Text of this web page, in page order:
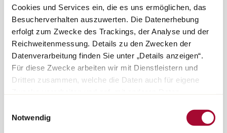
Cookies und Services ein, die es uns ermöglichen, das
Besucherverhalten auszuwerten. Die Datenerhebung
erfolgt zum Zwecke des Trackings, der Analyse und der
Reichweitenmessung. Details zu den Zwecken der
Datenverarbeitung finden Sie unter „Details anzeigen“.
Für diese Zwecke arbeiten wir mit Dienstleistern und
Dritten zusammen, welche die Daten auch für eigene
„Cookies und Services zulassen“ oder durch Auswählen
einzelner Cookies und Services in der Detailansicht
Notwendig
terug naar boven
Alle modellen